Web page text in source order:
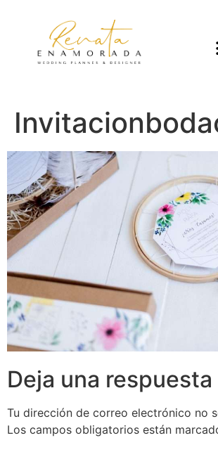
Deja una respuesta
Tu dirección de correo electrónico no
Los campos obligatorios están